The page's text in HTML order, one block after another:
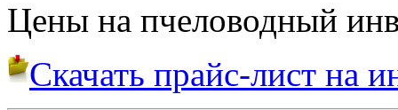
Цены на пчеловодный
Скачать прайс-лист на